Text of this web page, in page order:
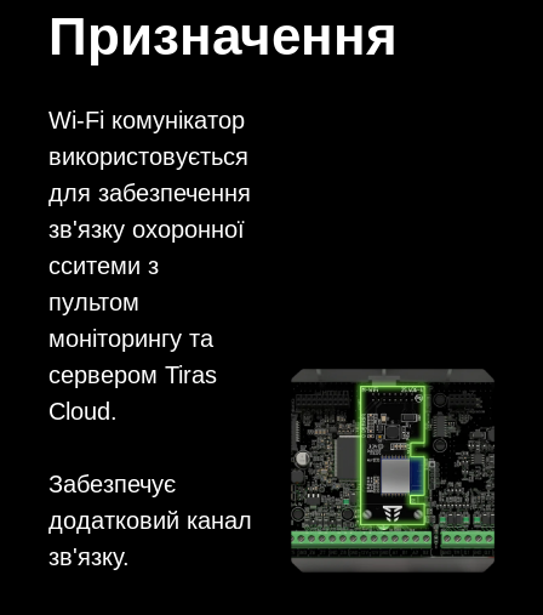
Призначення
Wi-Fi комунікатор
використовується
для забезпечення
зв'язку охоронної
сситеми з
пультом
моніторингу та
сервером Tiras
Cloud.
Забезпечує
додатковий канал
зв'язку.